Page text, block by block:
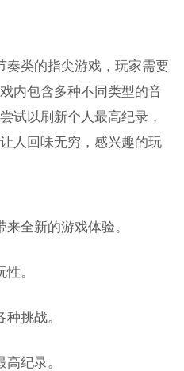
奏类的指尖游戏，玩家需要
内包含多种不同类型的音
试以刷新个人最高纪录，
人回味无穷，感兴趣的玩
全新的游戏体验。
。
挑战。
纪录。